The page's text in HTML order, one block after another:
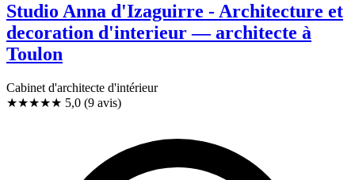
Studio Anna d'Izaguirre - Architecture et
decoration d'interieur — architecte à
Toulon
Cabinet d'architecte d'intérieur
★★★★★ 5,0 (9 avis)